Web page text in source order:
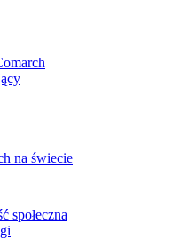
na świecie
społeczna